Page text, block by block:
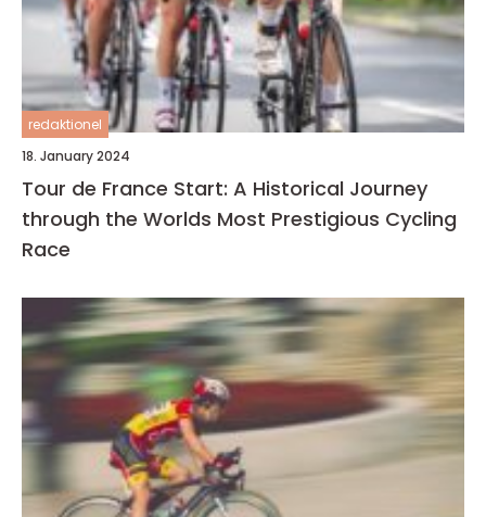
redaktionel
18. January 2024
Tour de France Start: A Historical Journey
through the Worlds Most Prestigious Cycling
Race